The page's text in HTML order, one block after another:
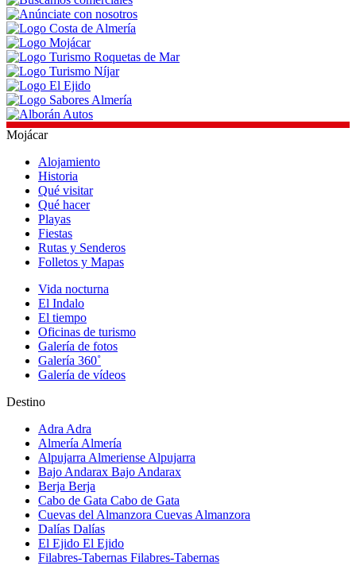
Mojácar
Alojamiento
Historia
Qué visitar
Qué hacer
Playas
Fiestas
Rutas y Senderos
Folletos y Mapas
Vida nocturna
El Indalo
El tiempo
Oficinas de turismo
Galería de fotos
Galería 360˚
Galería de vídeos
Destino
Adra Adra
Almería Almería
Alpujarra Almeriense Alpujarra
Bajo Andarax Bajo Andarax
Berja Berja
Cabo de Gata Cabo de Gata
Cuevas del Almanzora Cuevas Almanzora
Dalías Dalías
El Ejido El Ejido
Filabres-Tabernas Filabres-Tabernas